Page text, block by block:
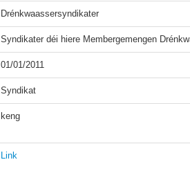
Drénkwaassersyndikater
Syndikater déi hiere Membergemengen
01/01/2011
Syndikat
keng
Link